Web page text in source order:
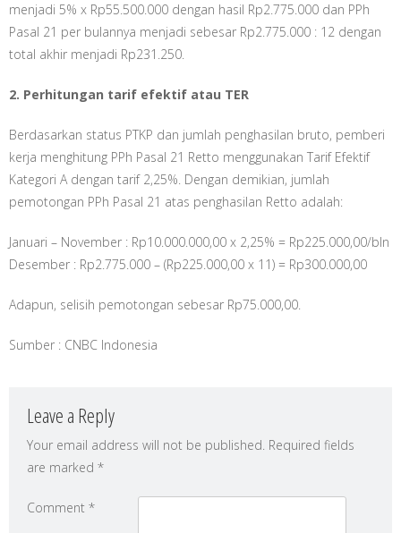
menjadi 5% x Rp55.500.000 dengan hasil Rp2.775.000 dan PPh
Pasal 21 per bulannya menjadi sebesar Rp2.775.000 : 12 dengan
total akhir menjadi Rp231.250.
2. Perhitungan tarif efektif atau TER
Berdasarkan status PTKP dan jumlah penghasilan bruto, pemberi
kerja menghitung PPh Pasal 21 Retto menggunakan Tarif Efektif
Kategori A dengan tarif 2,25%. Dengan demikian, jumlah
pemotongan PPh Pasal 21 atas penghasilan Retto adalah:
Januari – November : Rp10.000.000,00 x 2,25% = Rp225.000,00/bln
Desember : Rp2.775.000 – (Rp225.000,00 x 11) = Rp300.000,00
Adapun, selisih pemotongan sebesar Rp75.000,00.
Sumber : CNBC Indonesia
Leave a Reply
Your email address will not be published. Required fields
are marked *
Comment *